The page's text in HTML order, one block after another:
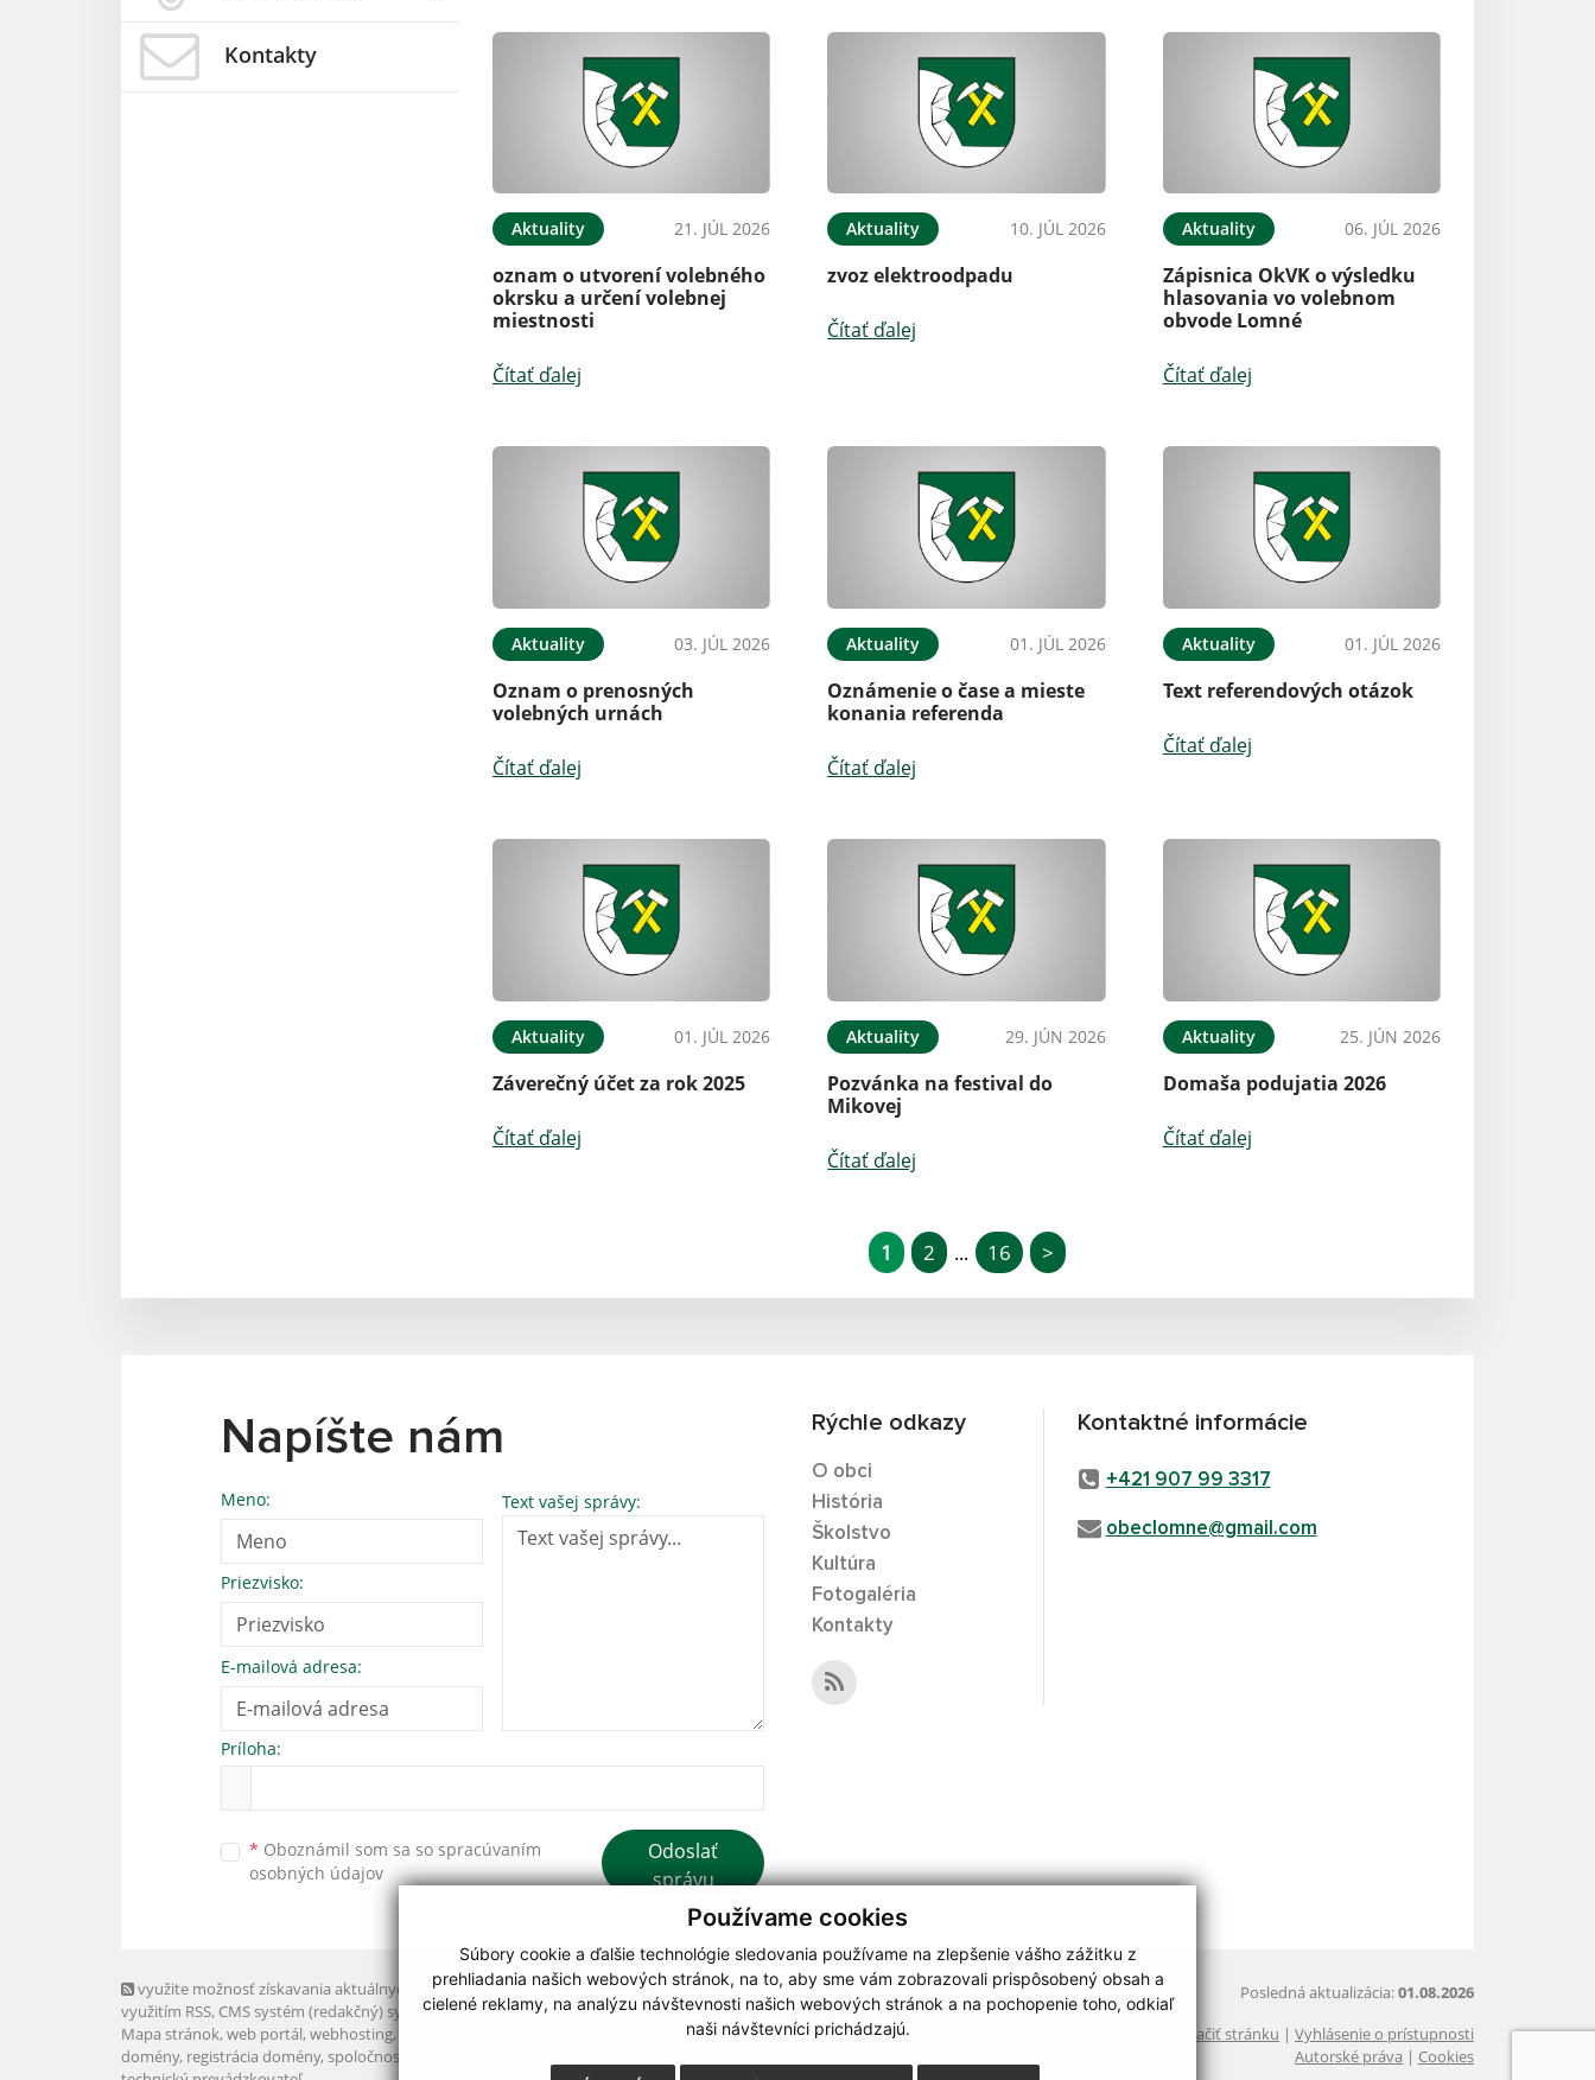
Používame cookies
Súbory cookie a ďalšie technológie sledovania používame na zlepšenie vášho zážitku z
prehliadania našich webových stránok, na to, aby sme vám zobrazovali prispôsobený obsah a
cielené reklamy, na analýzu návštevnosti našich webových stránok a na pochopenie toho, odkiaľ
naši návštevníci prichádzajú.
Kontakty
Aktuality 21. JÚL 2026
oznam o utvorení volebného
okrsku a určení volebnej
miestnosti
Čítať ďalej
Aktuality 10. JÚL 2026
zvoz elektroodpadu
Čítať ďalej
Aktuality 06. JÚL 2026
Zápisnica OkVK o výsledku
hlasovania vo volebnom
obvode Lomné
Čítať ďalej
Aktuality 03. JÚL 2026
Oznam o prenosných
volebných urnách
Čítať ďalej
Aktuality 01. JÚL 2026
Oznámenie o čase a mieste
konania referenda
Čítať ďalej
Aktuality 01. JÚL 2026
Text referendových otázok
Čítať ďalej
Aktuality 01. JÚL 2026
Záverečný účet za rok 2025
Čítať ďalej
Aktuality 29. JÚN 2026
Pozvánka na festival do
Mikovej
Čítať ďalej
Aktuality 25. JÚN 2026
Domaša podujatia 2026
Čítať ďalej
1 2 ... 16 >
Napíšte nám
Meno:
Priezvisko:
E-mailová adresa:
Text vašej správy:
Príloha:
* Oboznámil som sa so spracúvaním
osobných údajov
Odoslať
správu
Rýchle odkazy
O obci
História
Školstvo
Kultúra
Fotogaléria
Kontakty
Kontaktné informácie
+421 907 99 3317
obeclomne@gmail.com
využite možnosť získavania aktuálnych informácií s
využitím RSS, CMS systém (redakčný) systém ECHELON 2,
Mapa stránok, web portál, webhosting,
domény, registrácia domény, spoločnosť webex.digital, s.r.o.
Posledná aktualizácia:01.08.2026
Vytlačiť stránku | Vyhlásenie o prístupnosti
Autorské práva | Cookies
webdesign|